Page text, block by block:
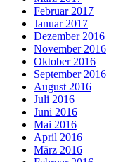
Februar 2017
Januar 2017
Dezember 2016
November 2016
Oktober 2016
September 2016
August 2016
Juli 2016
Juni 2016
Mai 2016
April 2016
März 2016